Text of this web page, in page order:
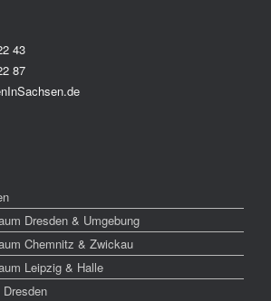
43
87
Dresden & Umgebung
Chemnitz & Zwickau
Leipzig & Halle